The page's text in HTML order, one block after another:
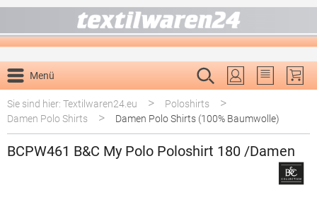
Menü
Du hast 0
Sie sind hier: Textilwaren24.eu
> Poloshirts >
Damen Polo Shirts > Damen Polo Shirts (100% Baumwolle)
BCPW461 B&C My Polo Poloshirt 180 /Damen